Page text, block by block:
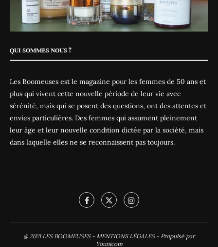
QUI SOMMES NOUS ?
Les Boomeuses est le magazine pour les femmes de 50 ans et
plus qui vivent cette nouvelle période de leur vie avec
sérénité, mais qui se posent des questions, ont des attentes et
envies particulières. Des femmes qui assument pleinement
leur âge et leur nouvelle condition dictée par la société, mais
dans laquelle elles ne se reconnaissent pas toujours.
@ 2021LES BOOMEUSES- MENTIONS LÉGALES- Propulsé par
Younicom